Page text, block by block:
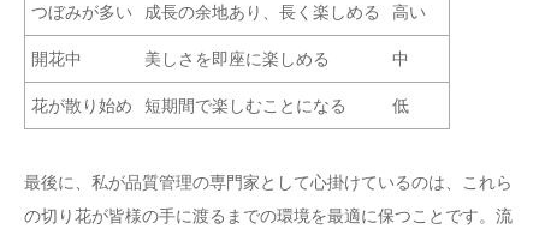
つぼみが多い 成長の余地あり、長く楽しめる 高い
開花中 美しさを即座に楽しめる 中
花が散り始め 短期間で楽しむことになる 低
最後に、私が品質管理の専門家として心掛けているのは、これら
の切り花が皆様の手に渡るまでの環境を最適に保つことです。流